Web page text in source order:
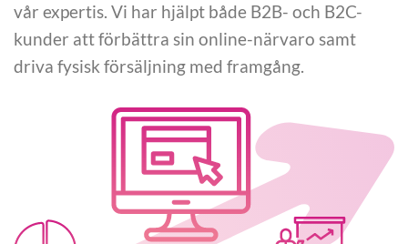
vår expertis. Vi har hjälpt både B2B- och B2C-
kunder att förbättra sin online-närvaro samt
driva fysisk försäljning med framgång.